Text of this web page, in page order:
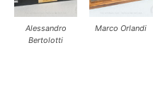
Alessandro
Bertolotti
Marco Orlandi